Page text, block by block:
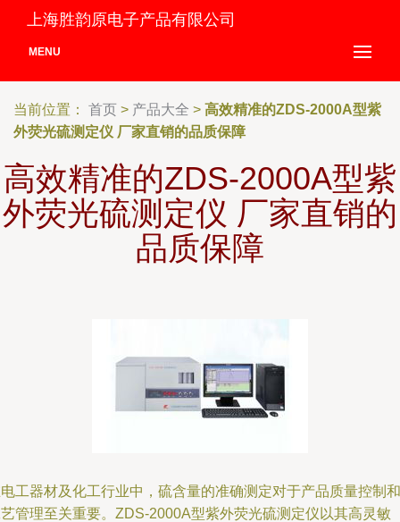
上海胜韵原电子产品有限公司
MENU
当前位置： 首页 > 产品大全 > 高效精准的ZDS-2000A型紫
外荧光硫测定仪 厂家直销的品质保障
高效精准的ZDS-2000A型紫
外荧光硫测定仪 厂家直销的
品质保障
工器材及化工行业中，硫含量的准确测定对于产品质量控制和
管理至关重要。ZDS-2000A型紫外荧光硫测定仪以其高灵敏